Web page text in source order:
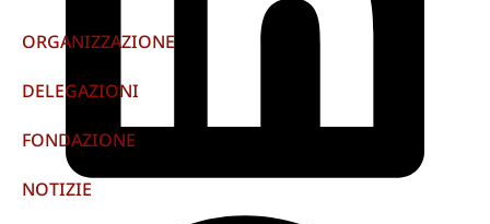
ORGANIZZAZIONE
DELEGAZIONI
FONDAZIONE
NOTIZIE